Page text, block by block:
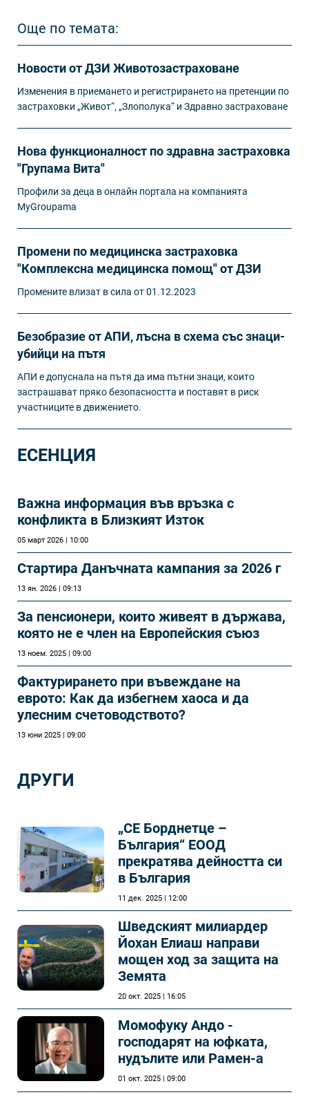
Още по темата:
Новости от ДЗИ Животозастраховане
Изменения в приемането и регистрирането на претенции по
застраховки „Живот“, „Злополука“ и Здравно застраховане
Нова функционалност по здравна застраховка
"Групама Вита"
Профили за деца в онлайн портала на компанията
MyGroupama
Промени по медицинска застраховка
"Комплексна медицинска помощ" от ДЗИ
Промените влизат в сила от 01.12.2023
Безобразие от АПИ, лъсна в схема със знаци-
убийци на пътя
АПИ е допуснала на пътя да има пътни знаци, които
застрашават пряко безопасността и поставят в риск
участниците в движението.
ЕСЕНЦИЯ
Важна информация във връзка с
конфликта в Близкият Изток
05 март 2026 | 10:00
Стартира Данъчната кампания за 2026 г
13 ян. 2026 | 09:13
За пенсионери, които живеят в държава,
която не е член на Европейския съюз
13 ноем. 2025 | 09:00
Фактурирането при въвеждане на
еврото: Как да избегнем хаоса и да
улесним счетоводството?
13 юни 2025 | 09:00
ДРУГИ
„СЕ Борднетце –
България“ ЕООД
прекратява дейността си
в България
11 дек. 2025 | 12:00
Шведският милиардер
Йохан Елиаш направи
мощен ход за защита на
Земята
20 окт. 2025 | 16:05
Момофуку Андо -
господарят на юфката,
нудълите или Рамен-а
01 окт. 2025 | 09:00